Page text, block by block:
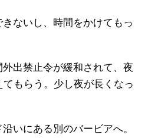
ないし、時間をかけてもっ
出禁止令が緩和されて、夜
もらう。少し夜が長くなっ
いにある別のバービアへ。